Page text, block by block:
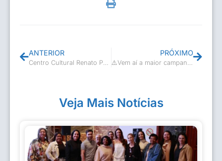
ANTERIOR PRÓXIMO
Veja Mais Notícias